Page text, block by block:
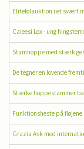
Elitefølauktion i et svært
Caleesi Lox - ung
Stamhoppe med stærk
De tegner en lovende
Stærke hoppestammer
Funktionsheste på fløjene
Grazia Ask med